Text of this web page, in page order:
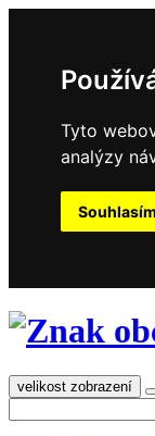
Tyto
analýzy
Souhlasím
velikost zobrazení